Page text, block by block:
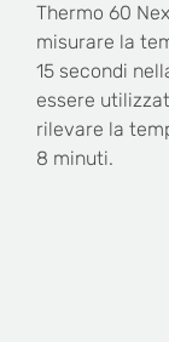
Thermo 60
misurare la
15 secondi
essere
rilevare la
8 minuti.